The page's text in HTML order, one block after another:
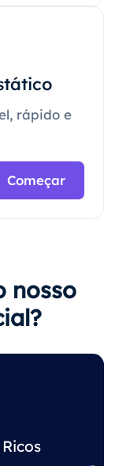
rápido e
Começar
nosso